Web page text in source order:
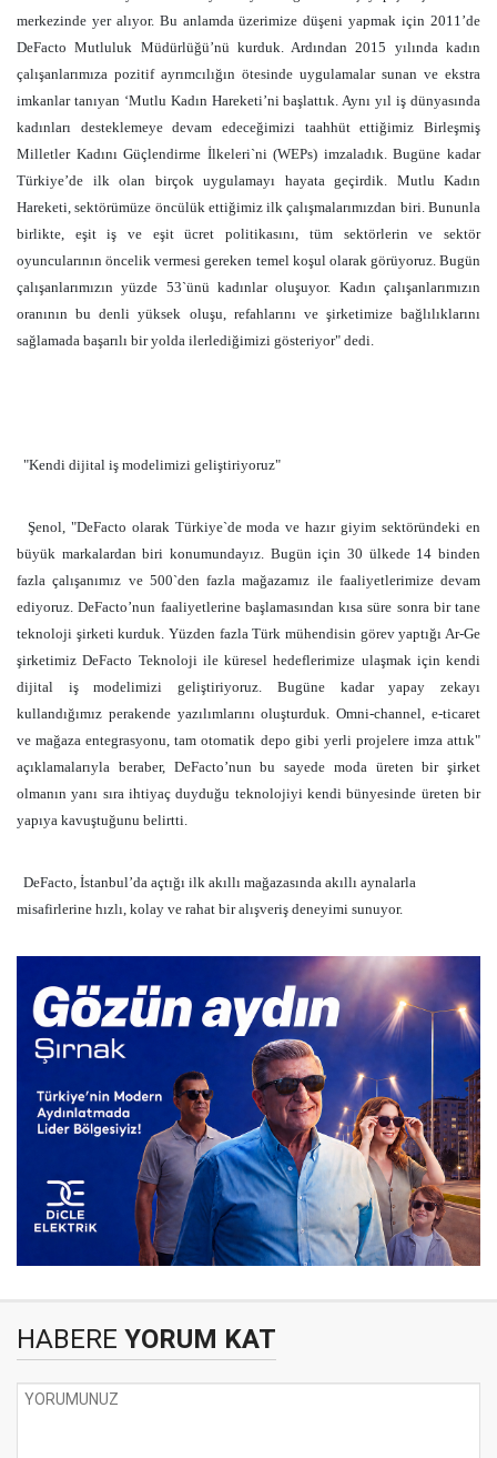
merkezinde yer alıyor. Bu anlamda üzerimize düşeni yapmak için 2011’de
DeFacto Mutluluk Müdürlüğü’nü kurduk. Ardından 2015 yılında kadın
çalışanlarımıza pozitif ayrımcılığın ötesinde uygulamalar sunan ve ekstra
imkanlar tanıyan ‘Mutlu Kadın Hareketi’ni başlattık. Aynı yıl iş dünyasında
kadınları desteklemeye devam edeceğimizi taahhüt ettiğimiz Birleşmiş
Milletler Kadını Güçlendirme İlkeleri`ni (WEPs) imzaladık. Bugüne kadar
Türkiye’de ilk olan birçok uygulamayı hayata geçirdik. Mutlu Kadın
Hareketi, sektörümüze öncülük ettiğimiz ilk çalışmalarımızdan biri. Bununla
birlikte, eşit iş ve eşit ücret politikasını, tüm sektörlerin ve sektör
oyuncularının öncelik vermesi gereken temel koşul olarak görüyoruz. Bugün
çalışanlarımızın yüzde 53`ünü kadınlar oluşuyor. Kadın çalışanlarımızın
oranının bu denli yüksek oluşu, refahlarını ve şirketimize bağlılıklarını
sağlamada başarılı bir yolda ilerlediğimizi gösteriyor" dedi.
"Kendi dijital iş modelimizi geliştiriyoruz"
Şenol, "DeFacto olarak Türkiye`de moda ve hazır giyim sektöründeki en
büyük markalardan biri konumundayız. Bugün için 30 ülkede 14 binden
fazla çalışanımız ve 500`den fazla mağazamız ile faaliyetlerimize devam
ediyoruz. DeFacto’nun faaliyetlerine başlamasından kısa süre sonra bir tane
teknoloji şirketi kurduk. Yüzden fazla Türk mühendisin görev yaptığı Ar-Ge
şirketimiz DeFacto Teknoloji ile küresel hedeflerimize ulaşmak için kendi
dijital iş modelimizi geliştiriyoruz. Bugüne kadar yapay zekayı
kullandığımız perakende yazılımlarını oluşturduk. Omni-channel, e-ticaret
ve mağaza entegrasyonu, tam otomatik depo gibi yerli projelere imza attık"
açıklamalarıyla beraber, DeFacto’nun bu sayede moda üreten bir şirket
olmanın yanı sıra ihtiyaç duyduğu teknolojiyi kendi bünyesinde üreten bir
yapıya kavuştuğunu belirtti.
DeFacto, İstanbul’da açtığı ilk akıllı mağazasında akıllı aynalarla
misafirlerine hızlı, kolay ve rahat bir alışveriş deneyimi sunuyor.
HABERE YORUM KAT